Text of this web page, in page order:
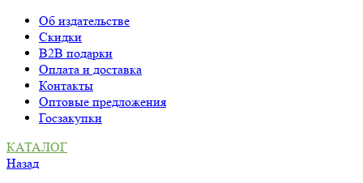
Об издательстве
Скидки
B2B подарки
Оплата и доставка
Контакты
Оптовые предложения
Госзакупки
КАТАЛОГ
Назад